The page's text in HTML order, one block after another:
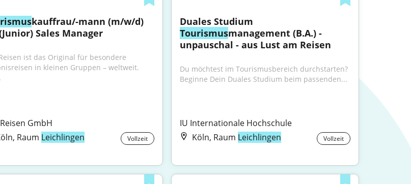
kauffrau/-mann (m/w/d)
Sales Manager
ist das Original für besondere
in kleinen Gruppen – weltweit.
GmbH
Raum Leichlingen Vollzeit
Tourismusmanagement (B.A.) -
unpauschal - aus Lust am Reisen
Du möchtest im Tourismusbereich durchstarten?
Beginne Dein Duales Studium beim passenden...
IU Internationale Hochschule
Köln, Raum Leichlingen Vollzeit